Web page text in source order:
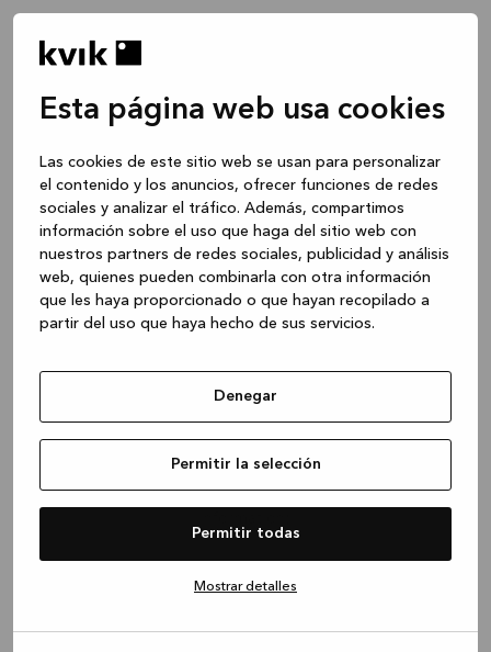
Esta página web usa cookies
Las cookies de este sitio web se usan para personalizar
el contenido y los anuncios, ofrecer funciones de redes
sociales y analizar el tráfico. Además, compartimos
información sobre el uso que haga del sitio web con
nuestros partners de redes sociales, publicidad y análisis
web, quienes pueden combinarla con otra información
que les haya proporcionado o que hayan recopilado a
partir del uso que haya hecho de sus servicios.
Denegar
Permitir la selección
Permitir todas
Mostrar detalles
Application error: a client-side exception has occurred
loadingwww.kvik.es (see the browser console for more